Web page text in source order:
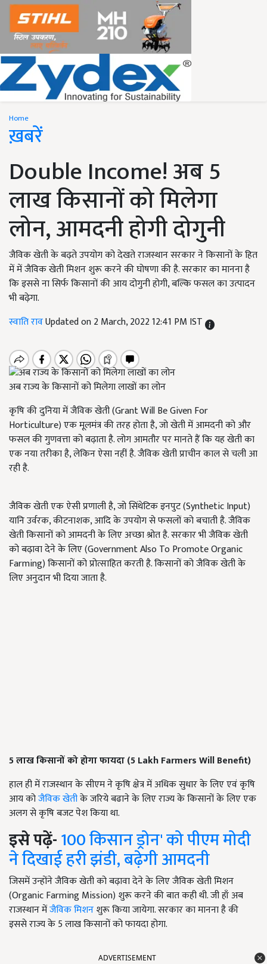
Home
ख़बरें
Double Income! अब 5
लाख किसानों को मिलेगा
लोन, आमदनी होगी दोगुनी
जैविक खेती के बढ़ते उपयोग को देखते राजस्थान सरकार ने किसानों के हित
में में जैविक खेती मिशन शुरू करने की घोषणा की है. सरकार का मानना है
कि इससे ना सिर्फ किसानों की आय दोगुनी होगी, बल्कि फसल का उत्पादन
भी बढ़ेगा.
स्वाति रावUpdated on 2 March, 2022 12:41 PM IST
अब राज्य के किसानों को मिलेगा लाखों का लोन
कृषि की दुनिया में जैविक खेती (Grant Will Be Given For
Horticulture) एक मूलमंत्र की तरह होता है, जो खेती में आमदनी को और
फसल की गुणवत्ता को बढ़ाता है. लोग आमतौर पर मानते हैं कि यह खेती का
एक नया तरीका है, लेकिन ऐसा नहीं है. जैविक खेती प्राचीन काल से चली आ
रही है.
जैविक खेती एक ऐसी प्रणाली है, जो सिंथेटिक इनपुट (Synthetic Input)
यानि उर्वरक, कीटनाशक, आदि के उपयोग से फसलों को बचाती है. जैविक
खेती किसानों को आमदनी के लिए अच्छा श्रोत है. सरकार भी जैविक खेती
को बढ़ावा देने के लिए (Government Also To Promote Organic
Farming) किसानों को प्रोत्साहित करती है. किसानों को जैविक खेती के
लिए अनुदान भी दिया जाता है.
5लाख किसानों को होगा फायदा (5Lakh Farmers Will Benefit)
हाल ही में राजस्थान के सीएम ने कृषि क्षेत्र में अधिक सुधार के लिए एवं कृषि
आय कोजैविक खेतीके जरिये बढाने के लिए राज्य के किसानों के लिए एक
अलग से कृषि बजट पेश किया था.
इसे पढ़ें-100 किसान ड्रोन' को पीएम मोदी
ने दिखाई हरी झंडी, बढ़ेगी आमदनी
जिसमें उन्होंने जैविक खेती को बढ़ावा देने के लिए जैविक खेती मिशन
(Organic Farming Mission) शुरू करने की बात कही थी. जी हाँ अब
राजस्थान मेंजैविक मिशनशुरू किया जायेगा. सरकार का मानना है की
इससे राज्य के 5 लाख किसानों को फायदा होगा.
ADVERTISEMENT